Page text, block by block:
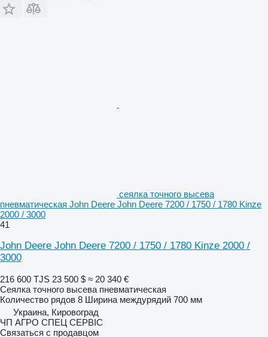
сеялка точного высева
пневматическая John Deere John Deere 7200 / 1750 / 1780 Kinze
2000 / 3000
41
John Deere John Deere 7200 / 1750 / 1780 Kinze 2000 /
3000
216 600 TJS 23 500 $ ≈ 20 340 €
Сеялка точного высева пневматическая
Количество рядов 8 Ширина междурядий 700 мм
Украина, Кировоград
ЧП АГРО СПЕЦ СЕРВІС
Связаться с продавцом